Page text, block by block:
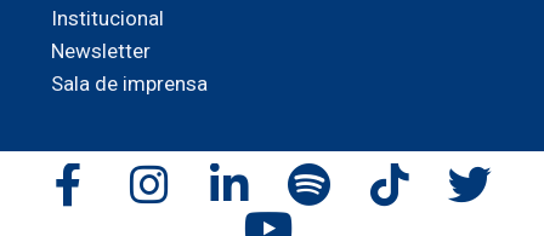
Institucional
Newsletter
Sala de imprensa